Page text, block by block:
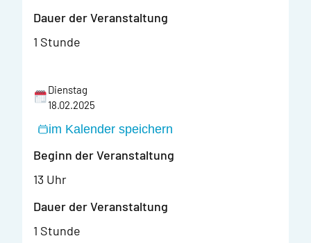
Dauer der Veranstaltung
1 Stunde
Dienstag
18.02.2025
im Kalender speichern
Beginn der Veranstaltung
13 Uhr
Dauer der Veranstaltung
1 Stunde